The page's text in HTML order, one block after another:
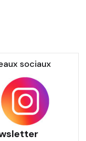
sociaux